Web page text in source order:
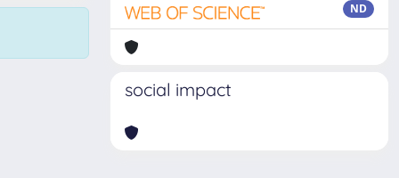
ND
social impact